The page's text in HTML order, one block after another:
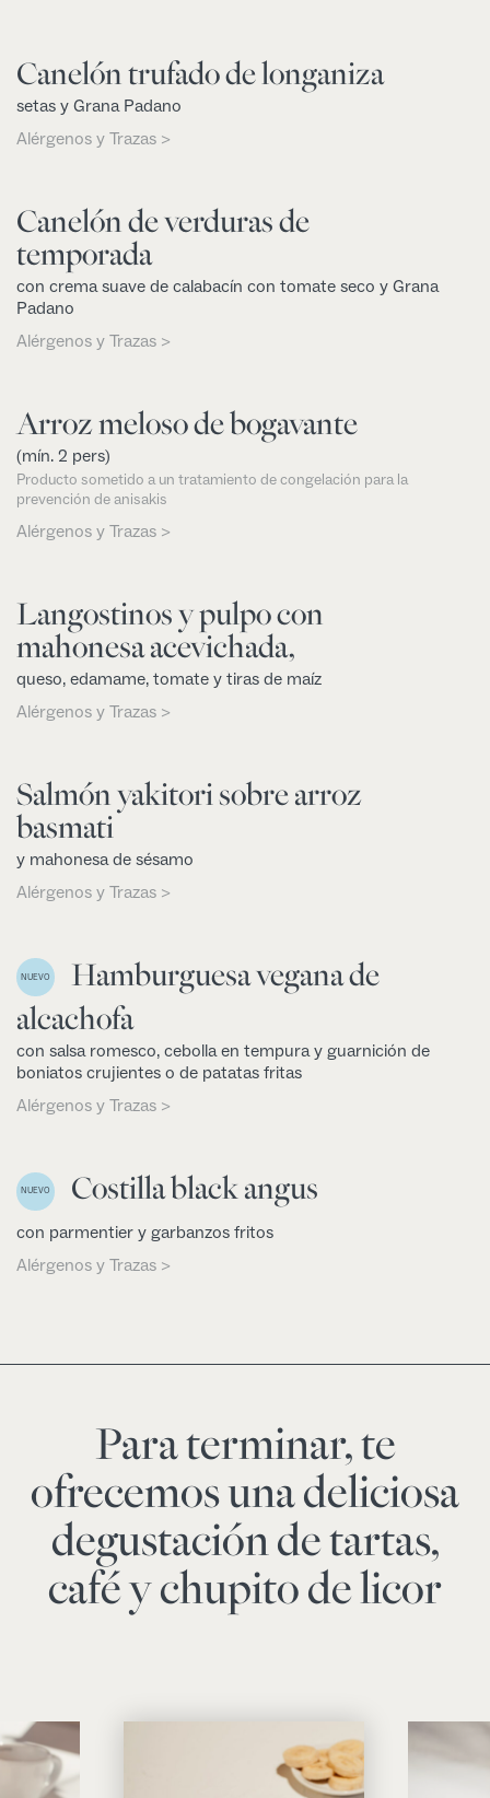
Canelón trufado de longaniza
setas y Grana Padano
Alérgenos y Trazas >
Canelón de verduras de
temporada
con crema suave de calabacín con tomate seco y Grana
Padano
Alérgenos y Trazas >
Arroz meloso de bogavante
(mín. 2 pers)
Producto sometido a un tratamiento de congelación para la
prevención de anisakis
Alérgenos y Trazas >
Langostinos y pulpo con
mahonesa acevichada,
queso, edamame, tomate y tiras de maíz
Alérgenos y Trazas >
Salmón yakitori sobre arroz
basmati
y mahonesa de sésamo
Alérgenos y Trazas >
NUEVO
Hamburguesa vegana de
alcachofa
con salsa romesco, cebolla en tempura y guarnición de
boniatos crujientes o de patatas fritas
Alérgenos y Trazas >
NUEVO Costilla black angus
con parmentier y garbanzos fritos
Alérgenos y Trazas >
Para terminar, te
ofrecemos una deliciosa
degustación de tartas,
café y chupito de licor